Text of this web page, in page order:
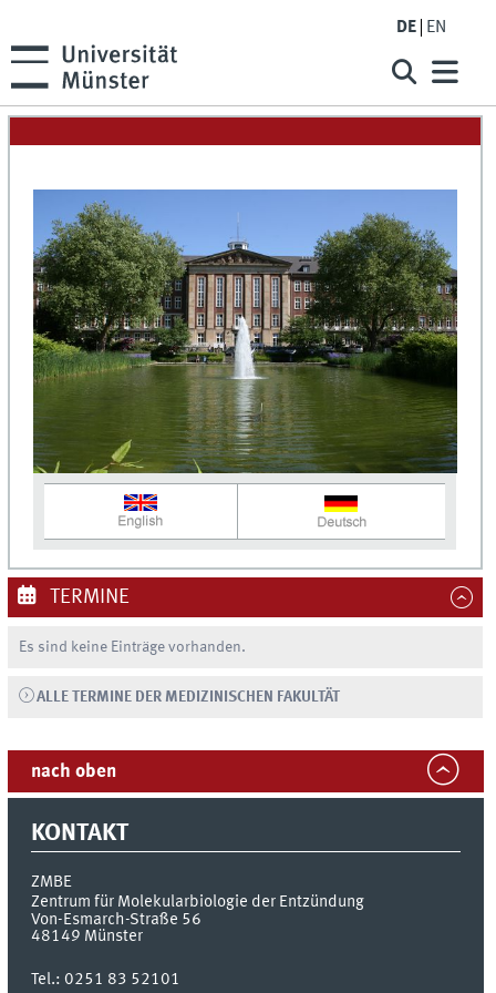
DE EN
TERMINE
Es sind keine Einträge vorhanden.
ALLE TERMINE DER MEDIZINISCHEN FAKULTÄT
nach oben
KONTAKT
ZMBE
Zentrum für Molekularbiologie der Entzündung
Von-Esmarch-Straße 56
48149 Münster
Tel.:0251 83 52101